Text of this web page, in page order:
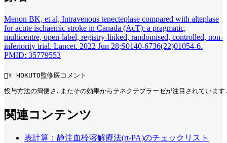
Menon BK, et al, Intravenous tenecteplase compared with alteplase
for acute ischaemic stroke in Canada (AcT): a pragmatic,
multicentre, open-label, registry-linked, randomised, controlled, non-
inferiority trial. Lancet. 2022 Jun 28;S0140-6736(22)01054-6.
PMID: 35779553
👨‍⚕️ HOKUTO監修医コメント
投与方法の簡便さ､またその効果からテネクテプラーゼが注目されてい
関連コンテンツ
表計算：静注血栓溶解療法(rt-PA)のチェックリスト